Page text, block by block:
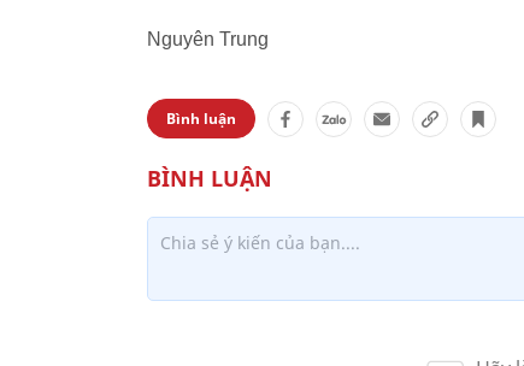
Nguyên Trung
Bình luận